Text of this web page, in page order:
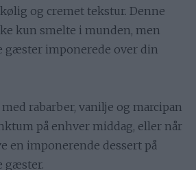
og cremet tekstur. Denne
kun smelte i munden, men
gæster imponerede over din
rabarber, vanilje og marcipan
på enhver middag, eller når
en imponerende dessert på
gæster.